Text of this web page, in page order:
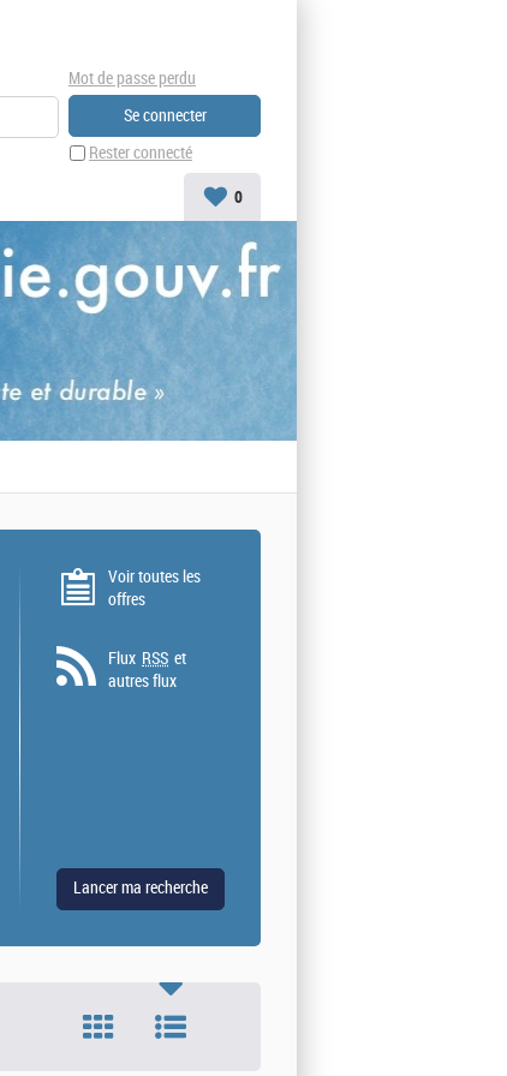
Rester connecté
Mot de passe perdu
0
Voir toutes les
offres
Flux RSS et
autres flux